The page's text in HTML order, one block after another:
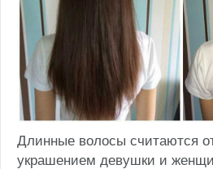
Длинные волосы считаются
украшением девушки и